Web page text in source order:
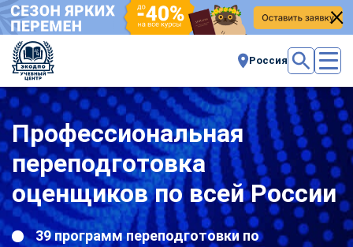
Россия
Профессиональная
переподготовка
оценщиков по всей России
39 программ переподготовки по